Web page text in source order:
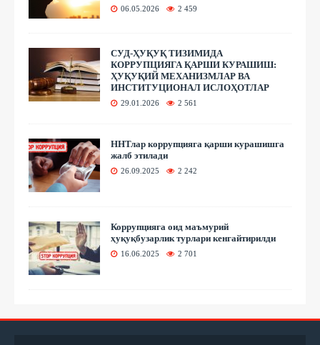
06.05.2026 2 459
СУД-ҲУҚУҚ ТИЗИМИДА
КОРРУПЦИЯГА ҚАРШИ КУРАШИШ:
ҲУҚУҚИЙ МЕХАНИЗМЛАР ВА
ИНСТИТУЦИОНАЛ ИСЛОҲОТЛАР
29.01.2026 2 561
ННТлар коррупцияга қарши курашишга
жалб этилади
26.09.2025 2 242
Коррупцияга оид маъмурий
ҳуқуқбузарлик турлари кенгайтирилди
16.06.2025 2 701